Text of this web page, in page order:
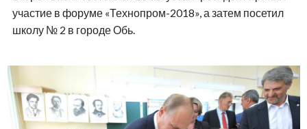
участие в форуме «Технопром-2018», а затем посетил
школу № 2 в городе Обь.